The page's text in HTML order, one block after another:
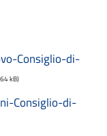
Consiglio-di-
kB)
Consiglio-di-